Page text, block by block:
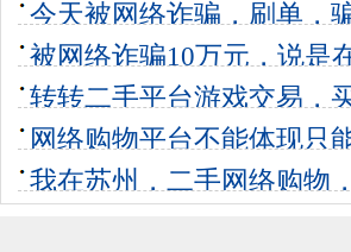
今天被网络诈骗，刷单，
刚第一天还 7个回答 0
被网络诈骗10万元，说是
带佣返还 3个回答 0
转转二手平台游戏交易，
157 1个回答 0
网络购物平台不能体现只
我在苏州，二手网络购物